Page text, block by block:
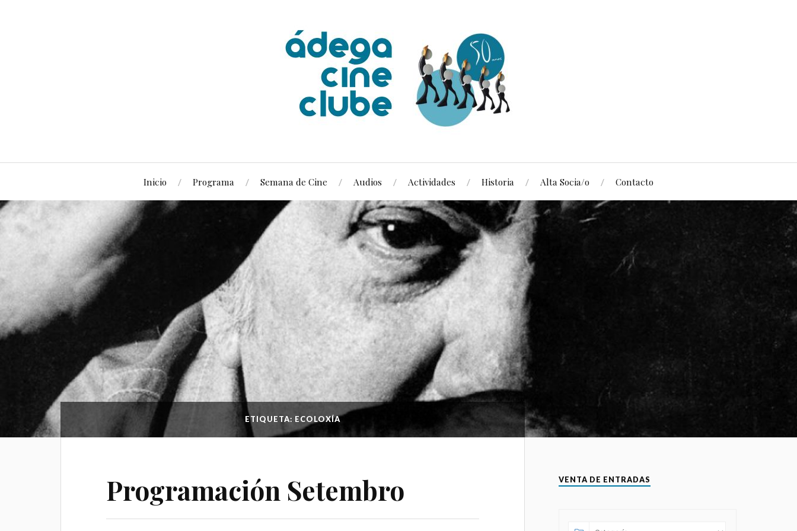
Inicio Programa Semana de Cine Audios Actividades Historia Alta Socia/o Contacto
ETIQUETA: ECOLOXÍA
Programación Setembro VENTA DE ENTRADAS